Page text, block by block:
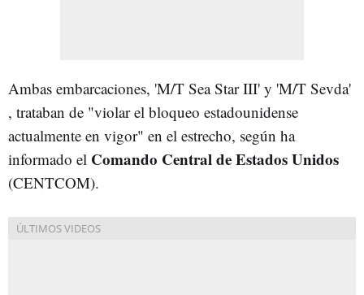
Ambas embarcaciones, 'M/T Sea Star III' y 'M/T Sevda'
, trataban de "violar el bloqueo estadounidense
actualmente en vigor" en el estrecho, según ha
informado el Comando Central de Estados Unidos
(CENTCOM).